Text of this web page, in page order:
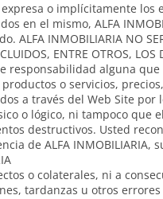
expresa o implícitamente
en el mismo, ALFA
INMOBILIARIA NO SERÁ
ENTRE OTROS, LOS
responsabilidad alguna
o servicios,
a través del Web Site por
o lógico, ni tampoco que
destructivos. Usted
de ALFA INMOBILIARIA,
o colaterales, ni a
tardanzas u otros